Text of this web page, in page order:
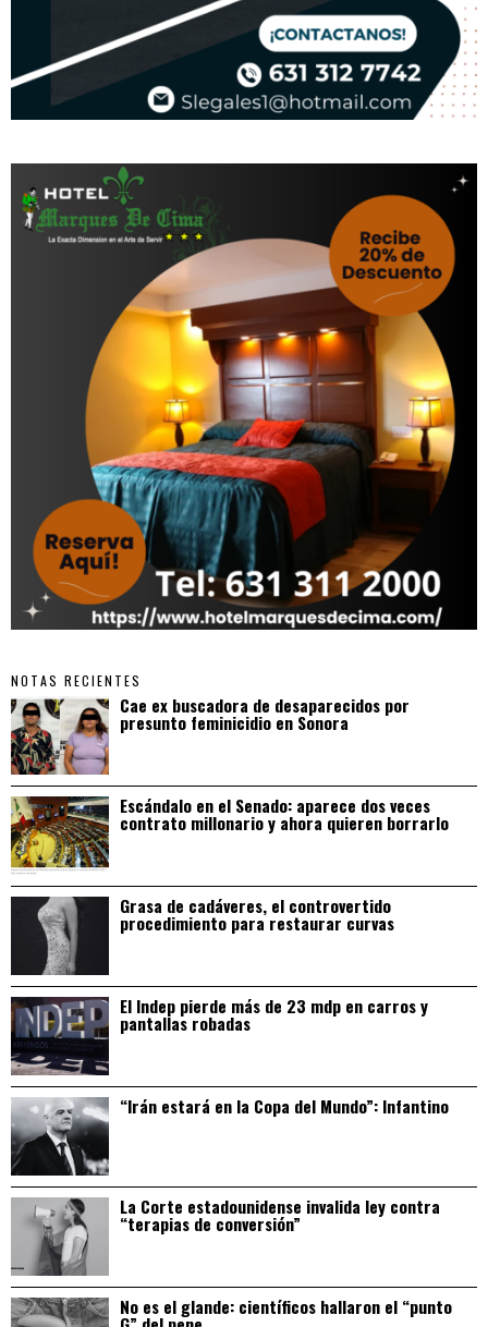
NOTAS RECIENTES
Cae ex buscadora de desaparecidos por
presunto feminicidio en Sonora
Escándalo en el Senado: aparece dos veces
contrato millonario y ahora quieren borrarlo
Grasa de cadáveres, el controvertido
procedimiento para restaurar curvas
El Indep pierde más de 23 mdp en carros y
pantallas robadas
“Irán estará en la Copa del Mundo”: Infantino
La Corte estadounidense invalida ley contra
“terapias de conversión”
No es el glande: científicos hallaron el “punto